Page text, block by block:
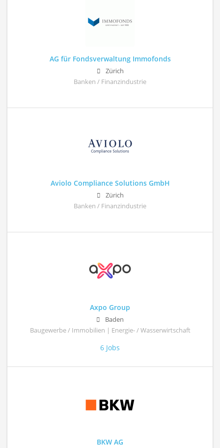
AG für Fondsverwaltung Immofonds
Zürich
Banken / Finanzindustrie
Aviolo Compliance Solutions GmbH
Zürich
Banken / Finanzindustrie
Axpo Group
Baden
Baugewerbe / Immobilien | Energie- / Wasserwirtschaft
6 Jobs
BKW AG